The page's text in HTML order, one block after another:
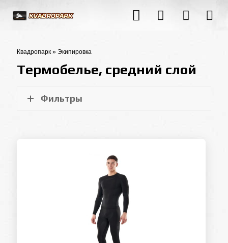
Квадропарк » Экипировка
Термобелье, средний слой
Фильтры